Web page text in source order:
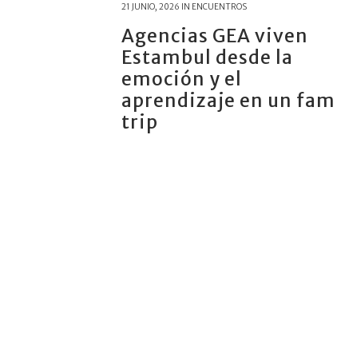
21 JUNIO, 2026 IN ENCUENTROS
Agencias GEA viven
Estambul desde la
emoción y el
aprendizaje en un fam
trip